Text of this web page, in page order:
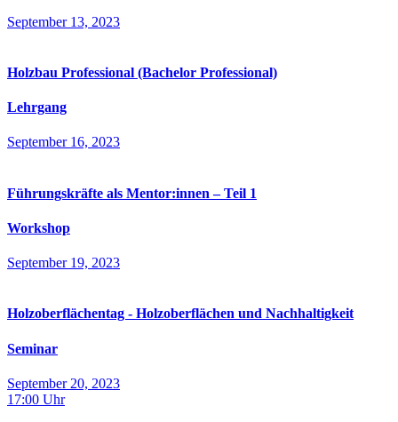
September 13, 2023
Holzbau Professional (Bachelor Professional)
Lehrgang
September 16, 2023
Führungskräfte als Mentor:innen – Teil 1
Workshop
September 19, 2023
Holzoberflächentag - Holzoberflächen und Nachhaltigkeit
Seminar
September 20, 2023
17:00 Uhr